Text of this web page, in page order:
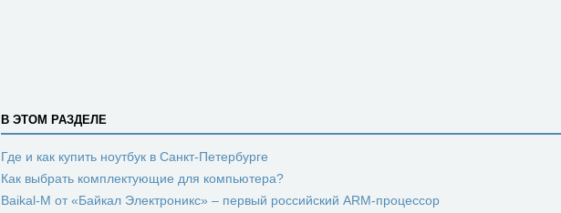
В ЭТОМ РАЗДЕЛЕ
Где и как купить ноутбук в Санкт-Петербурге
Как выбрать комплектующие для компьютера?
Baikal-M от «Байкал Электроникс» – первый российский ARM-процессор